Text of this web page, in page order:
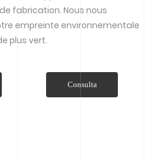
fabrication. Nous nous
empreinte environnementale
plus vert.
Consulta